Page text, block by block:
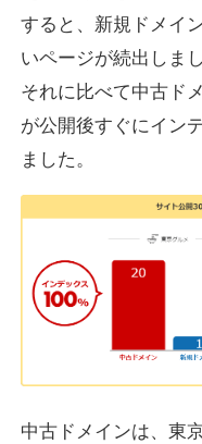
ジャンル
DA38
ジャンルその他
DA38 外部リンク
10,800円 入札 0件
すると、新規ドメイ
いページが続出しまし
それに比べて中古ド
が公開後すぐにイン
ました。
中古ドメインは、東